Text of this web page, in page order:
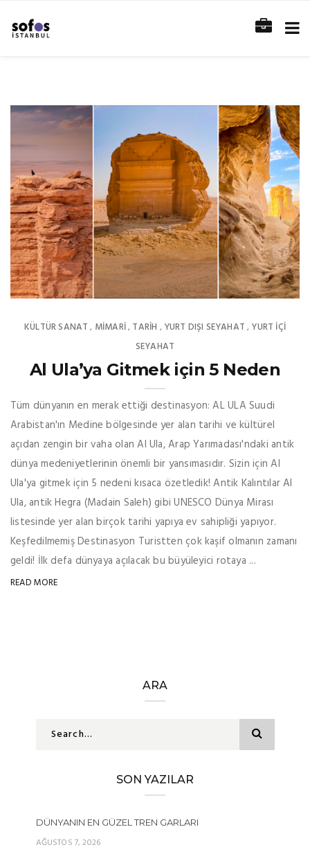
KÜLTÜR SANAT , MIMARI, TARİH , YURT DIŞI SEYAHAT , YURT İÇİ
SEYAHAT
Al Ula’ya Gitmek için 5 Neden
Tüm dünyanın en merak ettiği destinasyon: AL ULA Suudi
Arabistan'ın Medine bölgesinde yer alan tarihi ve kültürel
açıdan zengin bir vaha olan Al Ula, Arap Yarımadası'ndaki antik
dünya medeniyetlerinin önemli bir yansımasıdır. Sizin için Al
Ula'ya gitmek için 5 nedeni kısaca özetledik! Antik Kalıntılar Al
Ula, antik Hegra (Madain Saleh) gibi UNESCO Dünya Mirası
listesinde yer alan birçok tarihi yapıya ev sahipliği yapıyor.
Keşfedilmemiş Destinasyon Turistten çok kaşif olmanın zamanı
geldi! İlk defa dünyaya açılacak bu büyüleyici rotaya ...
READ MORE
ARA
SON YAZILAR
DÜNYANIN EN GÜZEL TREN GARLARI
AĞUSTOS 7, 2026